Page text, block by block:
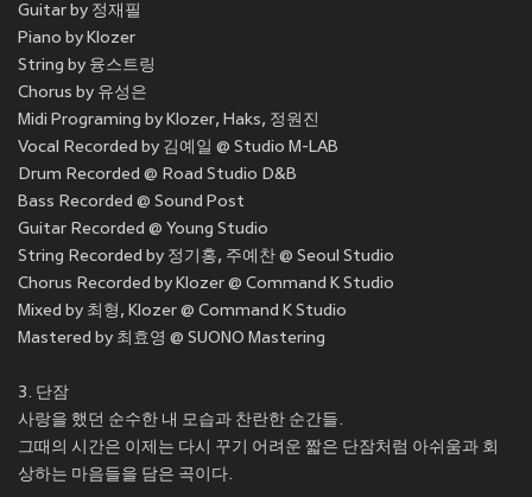
Guitar by 정재필
Piano by Klozer
String by 융스트링
Chorus by 유성은
Midi Programing by Klozer, Haks, 정원진
Vocal Recorded by 김예일 @ Studio M-LAB
Drum Recorded @ Road Studio D&B
Bass Recorded @ Sound Post
Guitar Recorded @ Young Studio
String Recorded by 정기홍, 주예찬 @ Seoul Studio
Chorus Recorded by Klozer @ Command K Studio
Mixed by 최형, Klozer @ Command K Studio
Mastered by 최효영 @ SUONO Mastering
3. 단잠
사랑을 했던 순수한 내 모습과 찬란한 순간들.
그때의 시간은 이제는 다시 꾸기 어려운 짧은 단잠처럼 아쉬움과 회
상하는 마음들을 담은 곡이다.